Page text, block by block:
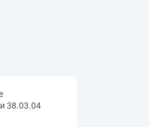
38.03.04